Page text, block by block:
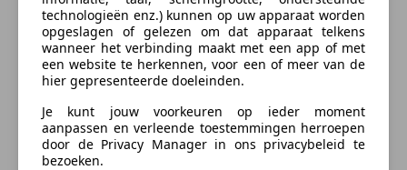
originele banden en zelfs de originele accu.
Aankoopfactuur, oude kentekenbewijzen, uitdraai
NAP met voertuigrapport en 2 sleutels aanwezig.
Echte rariteit, een splinternieuwe auto van 23 jaar
museum. Voor het complete verhaal van deze nieuwe
Polo nodigen we je graag uit in onze showroom.
Zakelijk leasen
Bereken uw zakelijke lease!
Nu zakelijk leasen vanaf€ 295,- p/m
Vraag offerte aan
technologieën enz.) kunnen op uw apparaat worden
opgeslagen of gelezen om dat apparaat telkens
wanneer het verbinding maakt met een app of met
een website te herkennen, voor een of meer van de
hier gepresenteerde doeleinden.
Je kunt jouw voorkeuren op ieder moment
aanpassen en verleende toestemmingen herroepen
door de Privacy Manager in ons privacybeleid te
bezoeken.